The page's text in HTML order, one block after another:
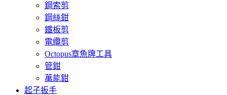
鋼索剪
鋼絲鉗
鐵板剪
電纜剪
Octopus章魚牌工具
管鉗
萬能鉗
起子扳手